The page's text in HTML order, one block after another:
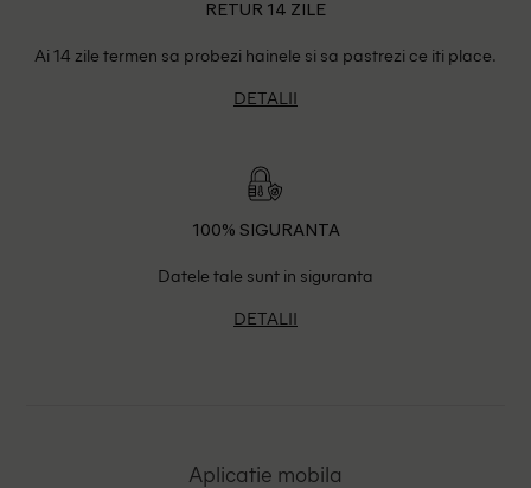
RETUR 14 ZILE
Ai 14 zile termen sa probezi hainele si sa pastrezi ce iti place.
DETALII
100% SIGURANTA
Datele tale sunt in siguranta
DETALII
Aplicatie mobila